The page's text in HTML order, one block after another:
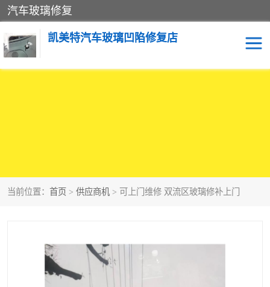
汽车玻璃修复
凯美特汽车玻璃凹陷修复店
当前位置： 首页 > 供应商机 > 可上门维修 双流区玻璃修补上门